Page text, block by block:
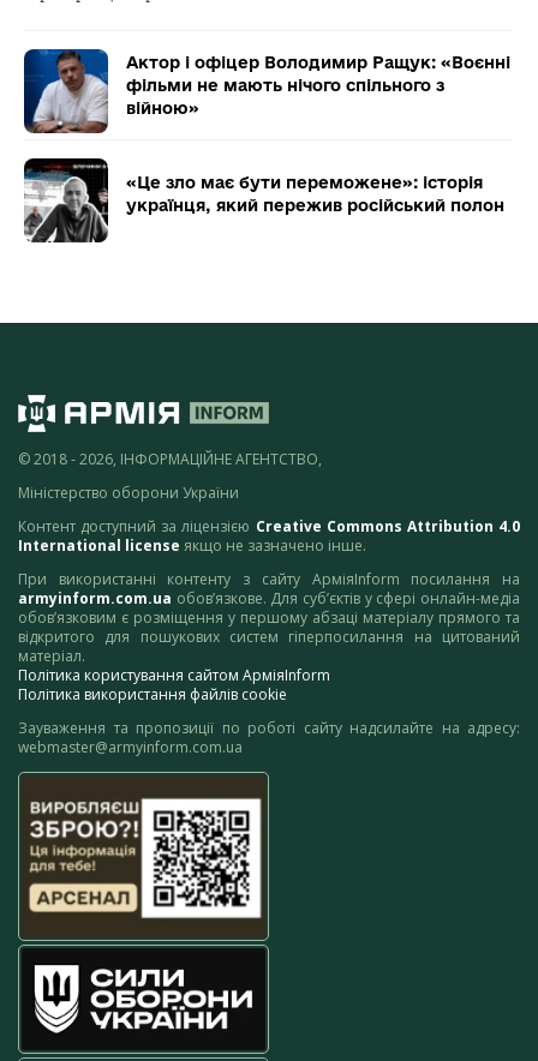
Актор і офіцер Володимир Ращук: «Воєнні
фільми не мають нічого спільного з
війною»
«Це зло має бути переможене»: історія
українця, який пережив російський полон
© 2018 - 2026, ІНФОРМАЦІЙНЕ АГЕНТСТВО,
Міністерство оборони України
Контент доступний за ліцензією Creative Commons Attribution 4.0
International license якщо не зазначено інше.
При використанні контенту з сайту АрміяInform посилання на
armyinform.com.ua обов’язкове. Для суб’єктів у сфері онлайн-медіа
обов’язковим є розміщення у першому абзаці матеріалу прямого та
відкритого для пошукових систем гіперпосилання на цитований
матеріал.
Політика користування сайтом АрміяInform
Політика використання файлів cookie
Зауваження та пропозиції по роботі сайту надсилайте на адресу:
webmaster@armyinform.com.ua